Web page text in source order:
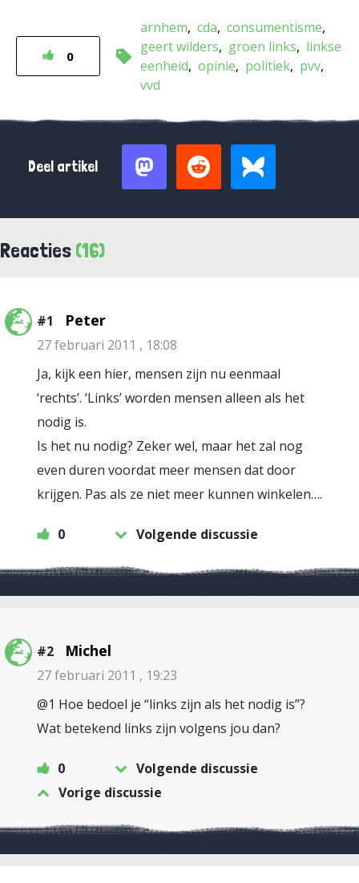
0
arnhem cda consumentisme
geert wilders
groen links
linkse
eenheid opinie politiek pvv
vvd
Deel artikel
Reacties (16)
#1 Peter
27 februari 2011 , 18:08
Ja, kijk een hier, mensen zijn nu eenmaal
‘rechts’. ‘Links’ worden mensen alleen als het
nodig is.
Is het nu nodig? Zeker wel, maar het zal nog
even duren voordat meer mensen dat door
krijgen. Pas als ze niet meer kunnen winkelen….
0 Volgende discussie
#2 Michel
27 februari 2011 , 19:23
@1 Hoe bedoel je “links zijn als het nodig is”?
Wat betekend links zijn volgens jou dan?
0
Volgende discussie
Vorige discussie